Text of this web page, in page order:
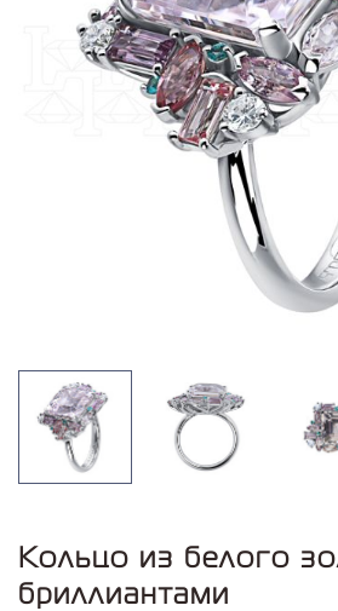
Кольцо из белого
бриллиантами